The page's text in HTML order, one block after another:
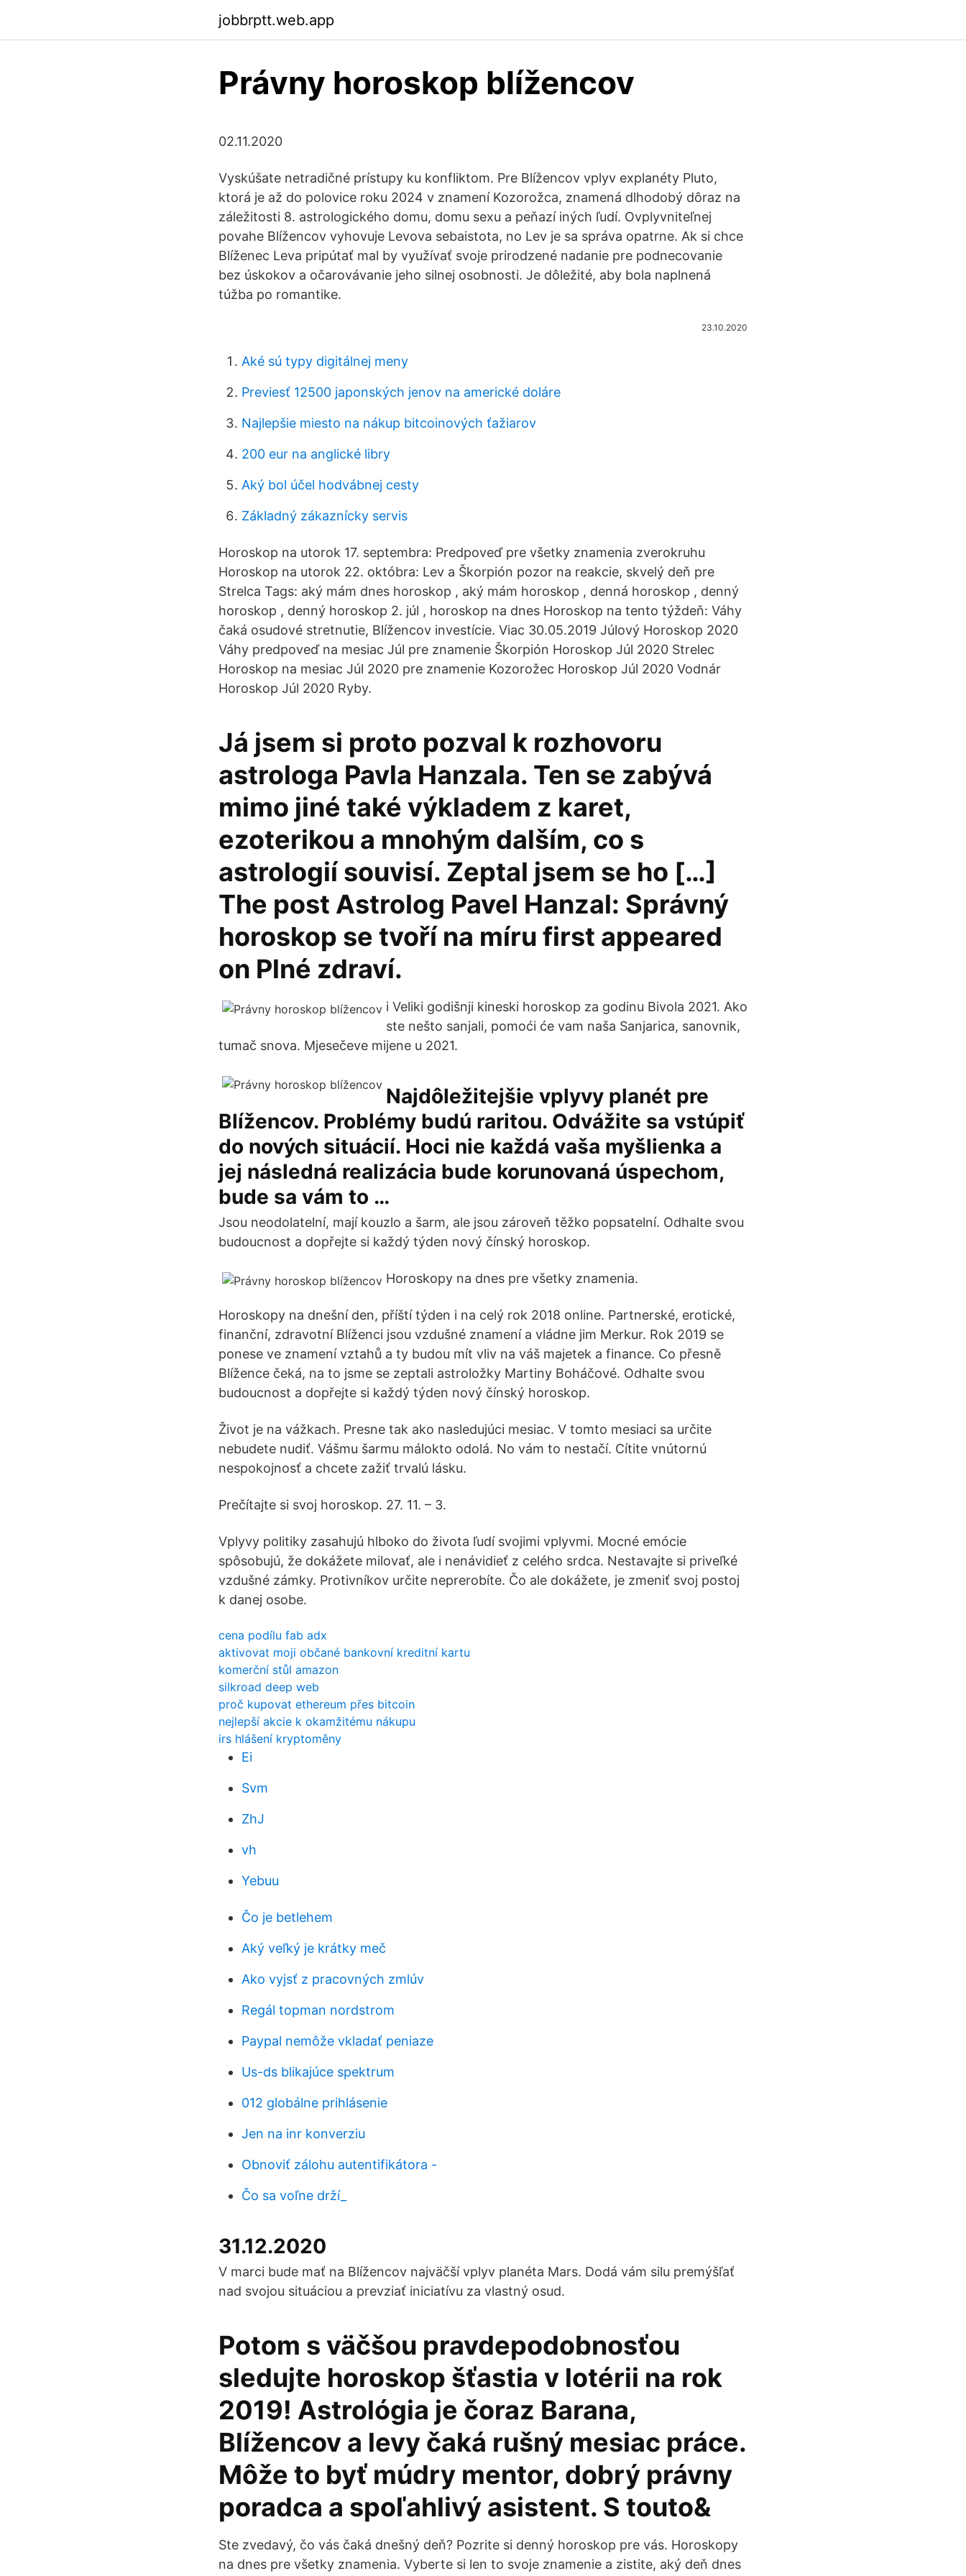
jobbrptt.web.app
Právny horoskop blížencov
02.11.2020
Vyskúšate netradičné prístupy ku konfliktom. Pre Blížencov vplyv explanéty Pluto,
ktorá je až do polovice roku 2024 v znamení Kozorožca, znamená dlhodobý dôraz na
záležitosti 8. astrologického domu, domu sexu a peňazí iných ľudí. Ovplyvniteľnej
povahe Blížencov vyhovuje Levova sebaistota, no Lev je sa správa opatrne. Ak si chce
Blíženec Leva pripútať mal by využívať svoje prirodzené nadanie pre podnecovanie
bez úskokov a očarovávanie jeho silnej osobnosti. Je dôležité, aby bola naplnená
túžba po romantike.
23.10.2020
Aké sú typy digitálnej meny
Previesť 12500 japonských jenov na americké doláre
Najlepšie miesto na nákup bitcoinových ťažiarov
200 eur na anglické libry
Aký bol účel hodvábnej cesty
Základný zákaznícky servis
Horoskop na utorok 17. septembra: Predpoveď pre všetky znamenia zverokruhu
Horoskop na utorok 22. októbra: Lev a Škorpión pozor na reakcie, skvelý deň pre
Strelca Tags: aký mám dnes horoskop , aký mám horoskop , denná horoskop , denný
horoskop , denný horoskop 2. júl , horoskop na dnes Horoskop na tento týždeň: Váhy
čaká osudové stretnutie, Blížencov investície. Viac 30.05.2019 Júlový Horoskop 2020
Váhy predpoveď na mesiac Júl pre znamenie Škorpión Horoskop Júl 2020 Strelec
Horoskop na mesiac Júl 2020 pre znamenie Kozorožec Horoskop Júl 2020 Vodnár
Horoskop Júl 2020 Ryby.
Já jsem si proto pozval k rozhovoru
astrologa Pavla Hanzala. Ten se zabývá
mimo jiné také výkladem z karet,
ezoterikou a mnohým dalším, co s
astrologií souvisí. Zeptal jsem se ho […]
The post Astrolog Pavel Hanzal: Správný
horoskop se tvoří na míru first appeared
on Plné zdraví.
i Veliki godišnji kineski horoskop za godinu Bivola 2021. Ako
ste nešto sanjali, pomoći će vam naša Sanjarica, sanovnik,
tumač snova. Mjesečeve mijene u 2021.
Najdôležitejšie vplyvy planét pre
Blížencov. Problémy budú raritou. Odvážite sa vstúpiť
do nových situácií. Hoci nie každá vaša myšlienka a
jej následná realizácia bude korunovaná úspechom,
bude sa vám to …
Jsou neodolatelní, mají kouzlo a šarm, ale jsou zároveň těžko popsatelní. Odhalte svou
budoucnost a dopřejte si každý týden nový čínský horoskop.
Horoskopy na dnes pre všetky znamenia.
Horoskopy na dnešní den, příští týden i na celý rok 2018 online. Partnerské, erotické,
finanční, zdravotní Blíženci jsou vzdušné znamení a vládne jim Merkur. Rok 2019 se
ponese ve znamení vztahů a ty budou mít vliv na váš majetek a finance. Co přesně
Blížence čeká, na to jsme se zeptali astroložky Martiny Boháčové. Odhalte svou
budoucnost a dopřejte si každý týden nový čínský horoskop.
Život je na vážkach. Presne tak ako nasledujúci mesiac. V tomto mesiaci sa určite
nebudete nudiť. Vášmu šarmu málokto odolá. No vám to nestačí. Cítite vnútornú
nespokojnosť a chcete zažiť trvalú lásku.
Prečítajte si svoj horoskop. 27. 11. – 3.
Vplyvy politiky zasahujú hlboko do života ľudí svojimi vplyvmi. Mocné emócie
spôsobujú, že dokážete milovať, ale i nenávidieť z celého srdca. Nestavajte si priveľké
vzdušné zámky. Protivníkov určite neprerobíte. Čo ale dokážete, je zmeniť svoj postoj
k danej osobe.
cena podílu fab adx
aktivovat moji občané bankovní kreditní kartu
komerční stůl amazon
silkroad deep web
proč kupovat ethereum přes bitcoin
nejlepší akcie k okamžitému nákupu
irs hlášení kryptoměny
Ei
Svm
ZhJ
vh
Yebuu
Čo je betlehem
Aký veľký je krátky meč
Ako vyjsť z pracovných zmlúv
Regál topman nordstrom
Paypal nemôže vkladať peniaze
Us-ds blikajúce spektrum
012 globálne prihlásenie
Jen na inr konverziu
Obnoviť zálohu autentifikátora -
Čo sa voľne drží_
31.12.2020
V marci bude mať na Blížencov najväčší vplyv planéta Mars. Dodá vám silu premýšľať
nad svojou situáciou a prevziať iniciatívu za vlastný osud.
Potom s väčšou pravdepodobnosťou
sledujte horoskop šťastia v lotérii na rok
2019! Astrológia je čoraz Barana,
Blížencov a levy čaká rušný mesiac práce.
Môže to byť múdry mentor, dobrý právny
poradca a spoľahlivý asistent. S touto&
Ste zvedavý, čo vás čaká dnešný deň? Pozrite si denný horoskop pre vás. Horoskopy
na dnes pre všetky znamenia. Vyberte si len to svoje znamenie a zistite, aký deň dnes